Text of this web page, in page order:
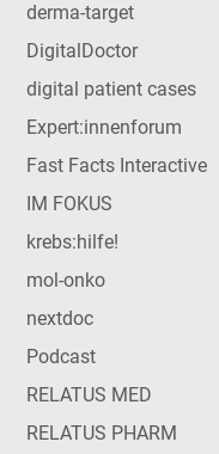
derma-target
DigitalDoctor
digital patient cases
Expert:innenforum
Fast Facts Interactive
IM FOKUS
krebs:hilfe!
mol-onko
nextdoc
Podcast
RELATUS MED
RELATUS PHARM